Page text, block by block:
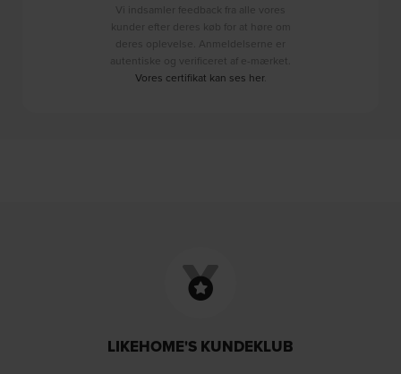
Vi indsamler feedback fra alle vores
kunder efter deres køb for at høre om
deres oplevelse. Anmeldelserne er
autentiske og verificeret af e-mærket.
Vores certifikat kan ses her.
LIKEHOME'S KUNDEKLUB